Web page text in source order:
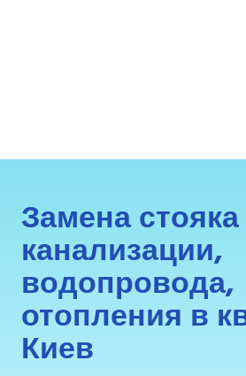
Замена стояка
канализации,
водопровода,
отопления в
Киев